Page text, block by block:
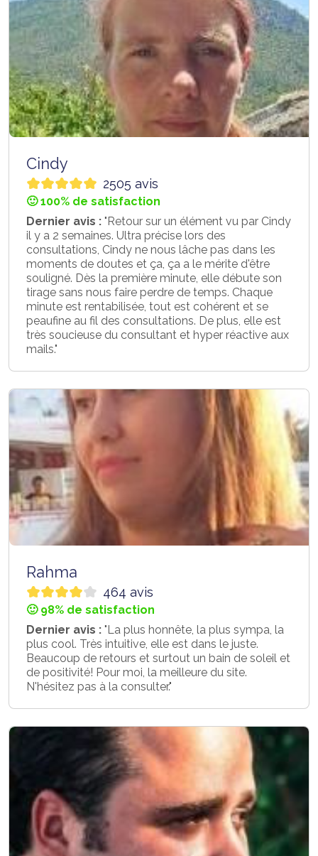
Cindy
2505 avis
🙂 100% de satisfaction
Dernier avis : "Retour sur un élément vu par Cindy
il y a 2 semaines. Ultra précise lors des
consultations, Cindy ne nous lâche pas dans les
moments de doutes et ça, ça a le mérite d'être
souligné. Dès la première minute, elle débute son
tirage sans nous faire perdre de temps. Chaque
minute est rentabilisée, tout est cohérent et se
peaufine au fil des consultations. De plus, elle est
très soucieuse du consultant et hyper réactive aux
mails."
Rahma
464 avis
🙂 98% de satisfaction
Dernier avis : "La plus honnête, la plus sympa, la
plus cool. Très intuitive, elle est dans le juste.
Beaucoup de retours et surtout un bain de soleil et
de positivité! Pour moi, la meilleure du site.
N'hésitez pas à la consulter."